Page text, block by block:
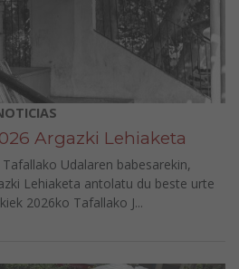
Argazki Lehiaketa
Udalaren babesarekin,
Lehiaketa antolatu du beste urte
2026ko Tafallako J...